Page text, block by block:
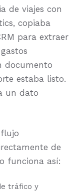
de viajes con
copiaba
para extraer
documento
estaba listo.
un dato
de
funciona así:
tráfico y